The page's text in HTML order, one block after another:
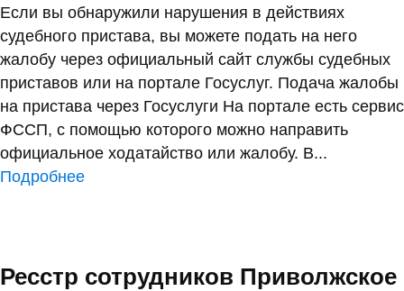
Если вы обнаружили нарушения в действиях
судебного пристава, вы можете подать на него
жалобу через официальный сайт службы судебных
приставов или на портале Госуслуг. Подача жалобы
на пристава через Госуслуги На портале есть сервис
ФССП, с помощью которого можно направить
официальное ходатайство или жалобу. В...
Подробнее
Ресстр сотрудников Приволжское